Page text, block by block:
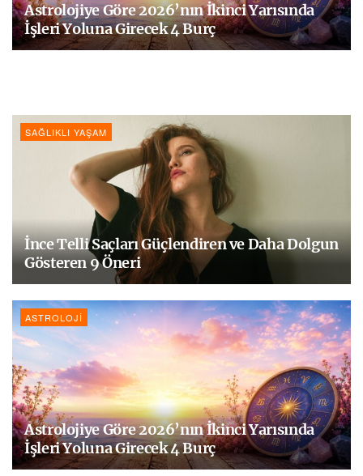
Astrolojiye Göre 2026’nın İkinci Yarısında
İşleri Yoluna Girecek 4 Burç
SAĞLIKLI YAŞAM
İnce Telli Saçları Güçlendiren ve Daha Dolgun
Gösteren 9 Öneri
ASTROLOJI
Astrolojiye Göre 2026’nın İkinci Yarısında
İşleri Yoluna Girecek 4 Burç